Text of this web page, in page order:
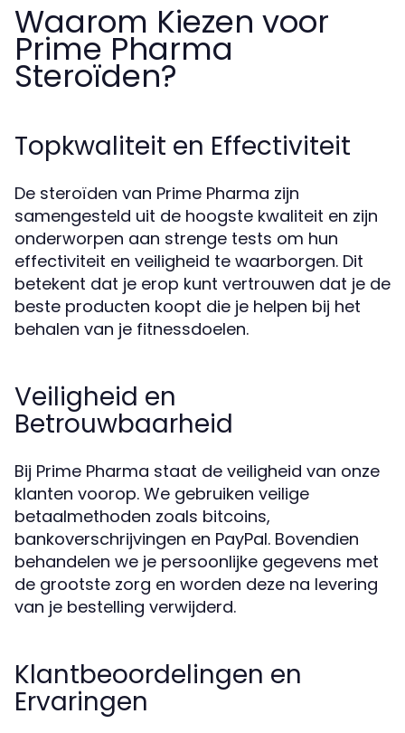
Waarom Kiezen voor
Prime Pharma
Steroïden?
Topkwaliteit en Effectiviteit
De steroïden van Prime Pharma zijn
samengesteld uit de hoogste kwaliteit en zijn
onderworpen aan strenge tests om hun
effectiviteit en veiligheid te waarborgen. Dit
betekent dat je erop kunt vertrouwen dat je de
beste producten koopt die je helpen bij het
behalen van je fitnessdoelen.
Veiligheid en
Betrouwbaarheid
Bij Prime Pharma staat de veiligheid van onze
klanten voorop. We gebruiken veilige
betaalmethoden zoals bitcoins,
bankoverschrijvingen en PayPal. Bovendien
behandelen we je persoonlijke gegevens met
de grootste zorg en worden deze na levering
van je bestelling verwijderd.
Klantbeoordelingen en
Ervaringen